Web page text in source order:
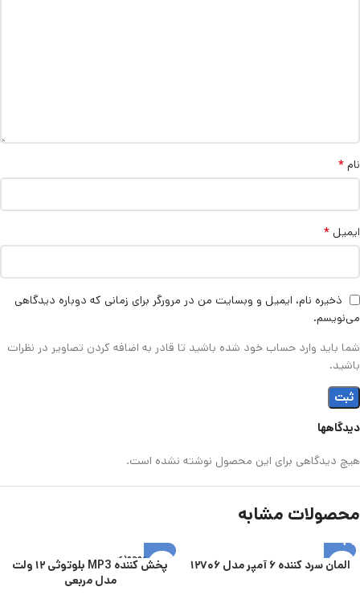
دیدگاهها
هیچ دیدگاهی برای این محصول نوشته نشده است.
نام *
ایمیل *
ذخیره نام، ایمیل و وبسایت من در مرورگر برای زمانی که دوباره دیدگاهی
می‌نویسم.
شما باید وارد حساب خود شده باشید تا قادر به اضافه کردن تصاویر در نظرات
باشید.
محصولات مشابه
المان سرد کننده ۶ آمپر مدل ۱۲۷۰۶ اتمام موجودی
پخش کننده MP3 بلوتوثی ۱۲ ولت
مدل مربعی